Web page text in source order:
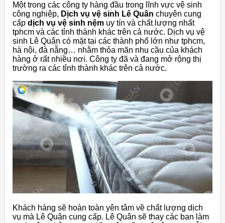
Một trong các công ty hàng đầu trong lĩnh vực vệ sinh
công nghiệp, Dịch vụ vệ sinh Lê Quân chuyên cung
cấp dịch vụ vệ sinh nệm uy tín và chất lượng nhất
tphcm và các tỉnh thành khác trên cả nước. Dịch vụ vệ
sinh Lê Quân có mặt tại các thành phố lớn như tphcm,
hà nội, đà nẵng… nhằm thỏa mãn nhu cầu của khách
hàng ở rất nhiều nơi. Công ty đã và đang mở rộng thị
trường ra các tỉnh thành khác trên cả nước.
Khách hàng sẽ hoàn toàn yên tâm về chất lượng dịch
vụ mà Lê Quân cung cấp. Lê Quân sẽ thay các bạn làm